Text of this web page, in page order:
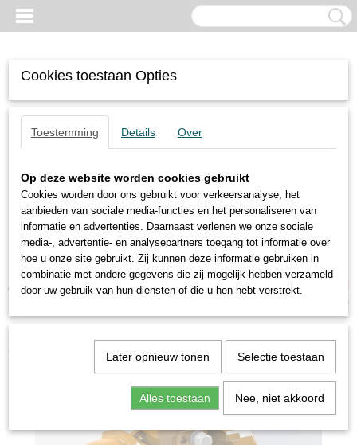
Inloggen Registreren
UW WINKELWAGEN
(0)
Home
Cookies toestaan Opties
Toestemming Details Over
Op deze website worden cookies gebruikt
Cookies worden door ons gebruikt voor verkeersanalyse, het
aanbieden van sociale media-functies en het personaliseren van
informatie en advertenties. Daarnaast verlenen we onze sociale
media-, advertentie- en analysepartners toegang tot informatie over
hoe u onze site gebruikt. Zij kunnen deze informatie gebruiken in
combinatie met andere gegevens die zij mogelijk hebben verzameld
door uw gebruik van hun diensten of die u hen hebt verstrekt.
Later opnieuw tonen Selectie toestaan
Alles toestaan Nee, niet akkoord